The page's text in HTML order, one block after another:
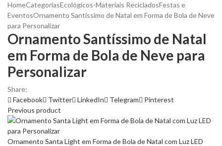
HomeCategoriasEcológicos-Materiais RecicladosFestas e
EventosOrnamento Santíssimo de Natal em Forma de Bola de Neve
para Personalizar
Ornamento Santíssimo de Natal
em Forma de Bola de Neve para
Personalizar
Share:
Facebook
Twitter LinkedIn Telegram
Pinterest
Previous product
Ornamento Santa Light em Forma de Bola de Natal com Luz LED